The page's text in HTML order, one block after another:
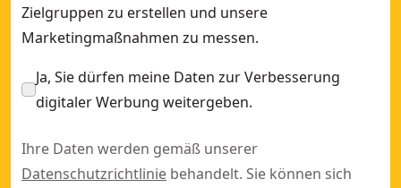
Zielgruppen zu erstellen und unsere
Marketingmaßnahmen zu messen.
Ja, Sie dürfen meine Daten zur Verbesserung
digitaler Werbung weitergeben.
Ihre Daten werden gemäß unserer
Datenschutzrichtlinie behandelt. Sie können sich